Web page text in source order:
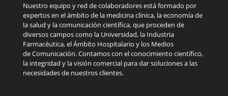
Nuestro equipo y red de colaboradores está formado por
expertos en el ámbito de la medicina clínica, la economía de
la salud y la comunicación científica, que proceden de
diversos campos como la Universidad, la Industria
Farmacéutica, el Ámbito Hospitalario y los Medios
de Comunicación. Contamos con el conocimiento científico,
la integridad y la visión comercial para dar soluciones a las
necesidades de nuestros clientes.